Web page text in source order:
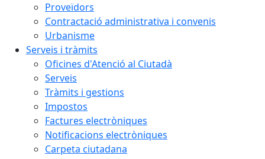
Proveïdors
Contractació administrativa i convenis
Urbanisme
Serveis i tràmits
Oficines d'Atenció al Ciutadà
Serveis
Tràmits i gestions
Impostos
Factures electròniques
Notificacions electròniques
Carpeta ciutadana